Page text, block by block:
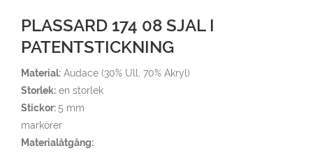
PLASSARD 174 08 SJAL I
PATENTSTICKNING
Material: Audace (30% Ull, 70% Akryl)
Storlek: en storlek
Stickor:5 mm
markörer
Materialåtgång: